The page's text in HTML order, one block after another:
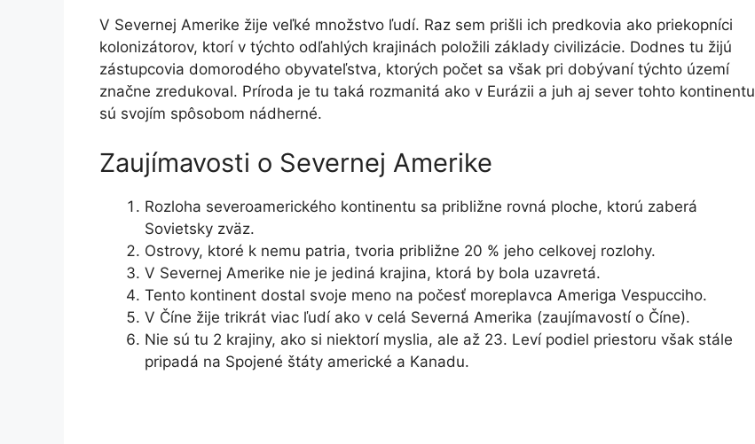
V Severnej Amerike žije veľké množstvo ľudí. Raz sem prišli ich predkovia ako priekopníci
kolonizátorov, ktorí v týchto odľahlých krajinách položili základy civilizácie. Dodnes tu žijú
zástupcovia domorodého obyvateľstva, ktorých počet sa však pri dobývaní týchto území
značne zredukoval. Príroda je tu taká rozmanitá ako v Eurázii a juh aj sever tohto kontinentu
sú svojím spôsobom nádherné.
Zaujímavosti o Severnej Amerike
Rozloha severoamerického kontinentu sa približne rovná ploche, ktorú zaberá
Sovietsky zväz.
Ostrovy, ktoré k nemu patria, tvoria približne 20 % jeho celkovej rozlohy.
V Severnej Amerike nie je jediná krajina, ktorá by bola uzavretá.
Tento kontinent dostal svoje meno na počesť moreplavca Ameriga Vespucciho.
V Číne žije trikrát viac ľudí ako v celá Severná Amerika (zaujímavostí o Číne).
Nie sú tu 2 krajiny, ako si niektorí myslia, ale až 23. Leví podiel priestoru však stále
pripadá na Spojené štáty americké a Kanadu.